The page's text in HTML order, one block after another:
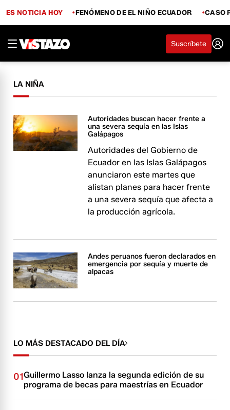
ES NOTICIA HOY FENÓMENO DE EL NIÑO ECUADOR CASO
Suscríbete
LA NIÑA
Autoridades buscan hacer frente a
una severa sequía en las Islas
Galápagos
Autoridades del Gobierno de
Ecuador en las Islas Galápagos
anunciaron este martes que
alistan planes para hacer frente
a una severa sequía que afecta a
la producción agrícola.
Andes peruanos fueron declarados en
emergencia por sequía y muerte de
alpacas
LO MÁS DESTACADO DEL DÍA
01Guillermo Lasso lanza la segunda edición de su
programa de becas para maestrías en Ecuador